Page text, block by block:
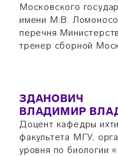
Московского
имени М.В.
перечня
тренер сборной
ЗДАНОВИЧ
ВЛАДИМИР
Доцент кафедры
факультета МГУ,
уровня по биологии